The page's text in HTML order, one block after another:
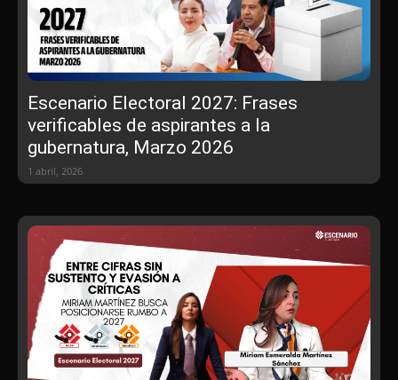
Escenario Electoral 2027: Frases
verificables de aspirantes a la
gubernatura, Marzo 2026
1 abril, 2026